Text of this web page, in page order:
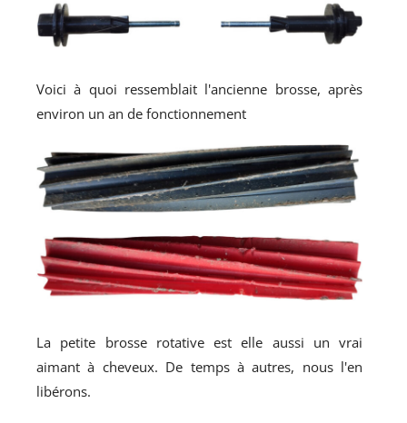
Voici à quoi ressemblait l'ancienne brosse, après
environ un an de fonctionnement
La petite brosse rotative est elle aussi un vrai
aimant à cheveux. De temps à autres, nous l'en
libérons.